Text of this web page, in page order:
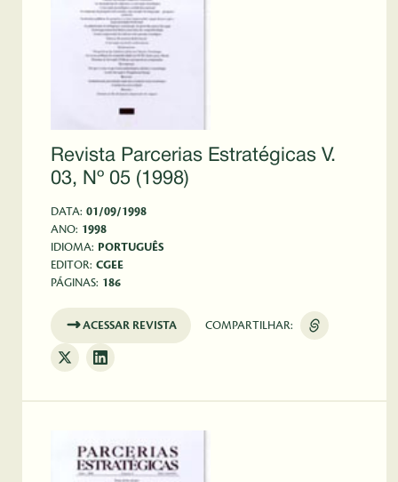
Revista Parcerias Estratégicas V.
03, Nº 05 (1998)
DATA: 01/09/1998
ANO: 1998
IDIOMA: PORTUGUÊS
EDITOR: CGEE
PÁGINAS: 186
ACESSAR REVISTA COMPARTILHAR: